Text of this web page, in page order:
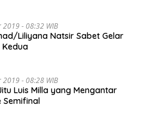
- 08:32 WIB
Liliyana Natsir Sabet Gelar
Kedua
- 08:28 WIB
Luis Milla yang Mengantar
Semifinal